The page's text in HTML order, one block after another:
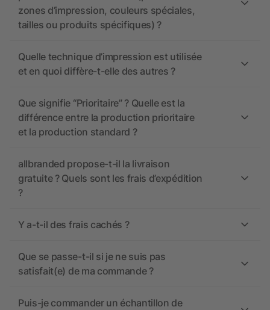
zones d’impression, couleurs spéciales,
tailles ou produits spécifiques) ?
Quelle technique d’impression est utilisée
et en quoi diffère-t-elle des autres ?
Que signifie “Prioritaire” ? Quelle est la
différence entre la production prioritaire
et la production standard ?
allbranded propose-t-il la livraison
gratuite ? Quels sont les frais d’expédition
?
Y a-t-il des frais cachés ?
Que se passe-t-il si je ne suis pas
satisfait(e) de ma commande ?
Puis-je commander un échantillon de